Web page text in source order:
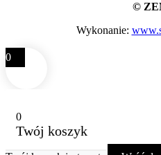
©
Wykonanie:
0
0
Twój koszyk